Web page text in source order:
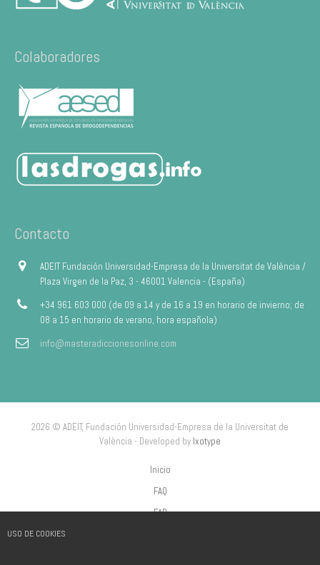
USO DE COOKIES
Colaboradores
Contacto
ADEIT Fundación Universidad-Empresa de la Universitat de València /
Plaza Virgen de la Paz, 3 - 46001 Valencia - (España)
+34 961 603 000 (de 09 a 14 y de 16 a 19 en horario de invierno; de
08 a 15 en horario de verano, hora española)
info@masteradiccionesonline.com
2026 © ADEIT, Fundación Universidad-Empresa de la Universitat de
València - Developed by Ixotype
Inicio
FAQ
FAP